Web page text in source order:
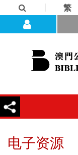
繁
电子资源